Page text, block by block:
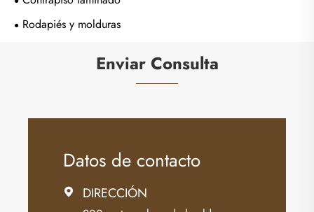
Rodapiés y molduras
Enviar Consulta
Datos de contacto
 DIRECCIÓN